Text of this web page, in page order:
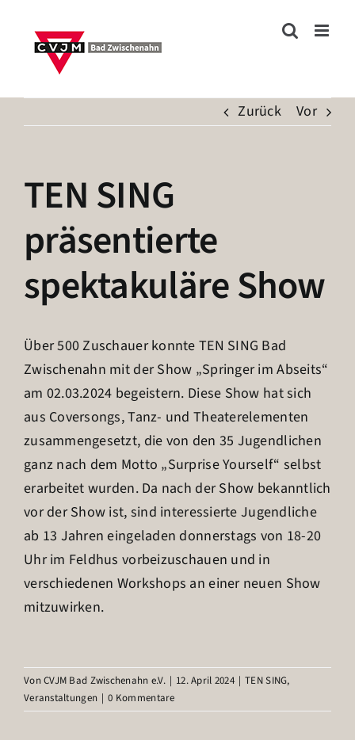
Inhalt
springen
Zurück Vor
TEN SING
präsentierte
spektakuläre Show
Über 500 Zuschauer konnte TEN SING Bad
Zwischenahn mit der Show „Springer im Abseits“
am 02.03.2024 begeistern. Diese Show hat sich
aus Coversongs, Tanz- und Theaterelementen
zusammengesetzt, die von den 35 Jugendlichen
ganz nach dem Motto „Surprise Yourself“ selbst
erarbeitet wurden. Da nach der Show bekanntlich
vor der Show ist, sind interessierte Jugendliche
ab 13 Jahren eingeladen donnerstags von 18-20
Uhr im Feldhus vorbeizuschauen und in
verschiedenen Workshops an einer neuen Show
mitzuwirken.
VonCVJM Bad Zwischenahn e.V. | 12. April 2024 | TEN SING,
Veranstaltungen | 0 Kommentare